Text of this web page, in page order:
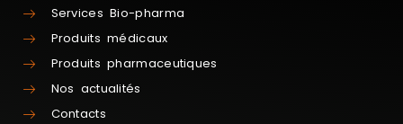
Services Bio-pharma
Produits médicaux
Produits pharmaceutiques
Nos actualités
Contacts